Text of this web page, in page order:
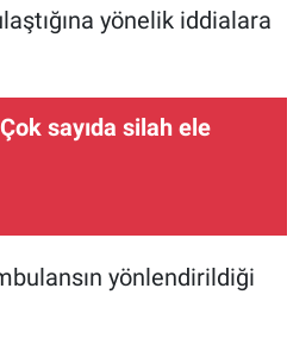
yönelik iddialara
sayıda silah ele
yönlendirildiği